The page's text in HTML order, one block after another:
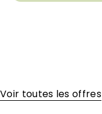
Voir toutes les offres